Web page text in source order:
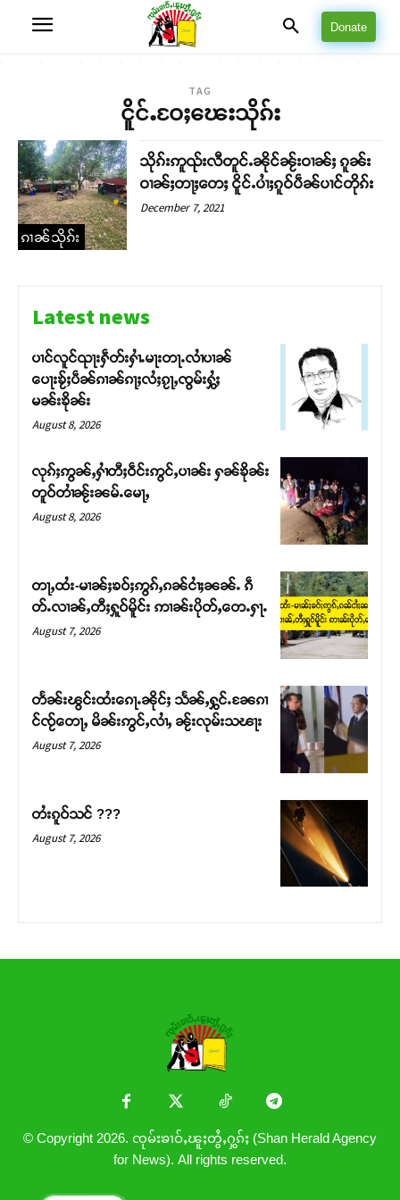
တႃႇႁႂ်ႈသဵင်ၵၢင်ၸႂ်ၵူၼ်းမိူင်း ၵူႈတီႈၵူႈလႅၼ်ပေႃးတေၸွ
တ်ႇ တူဝ်ႈလုမ်ႈၾႃႉၼၼ်ႉ ၶဝ်ႈႁူမ်ႈၵမ်ႉထႅမ် ၸုမ်းၶၢ
ဝ်ႇၽူႈတွႆႇႁွၵ်ႈ လႆႈယူႇၶႃႈဢေႃႈ။
Donate
TAG
ငိူင်ႉဝႄႈၽေးသိုၵ်း
ၵၢၼ်သိုၵ်း
သိုၵ်းဢူၺ်းလီတူင်ႉၼိုင်ၼႂ်းဝၢၼ်ႈ ၵူၼ်း
ဝၢၼ်ႈတႃႈတေႈ ငိူင်ႉပၢႆႈၵူဝ်ပဵၼ်ပၢင်တိုၵ်း
December 7, 2021
Latest news
ပၢင်လူင်ၺႃးႁဵတ်းႁၢႆႉမႃးတႃႉလၢႆပၢၼ် ​​
ပေႃးၶႂ်ႈပဵၼ်ၵၢၼ်ၵႃႈလႆႈၵႂႃႇၸွမ်းႁွႆႈ
မၼ်းၶိုၼ်း
August 8, 2026
လုၵ်ႈဢွၼ်ႇႁၢႆတီႈဝဵင်းဢွင်ႇပၢၼ်း ႁၼ်ၶိုၼ်း
တူဝ်တၢႆၼႂ်းၼမ်ႉမေႃႇ
August 8, 2026
တႃႇထႆး-မၢၼ်ႈၶဝ်ႈဢွၵ်ႇၵၼ်ငၢႆႈၼၼ်ႉ ၵဵ
တ်ႉလၢၼ်ႇတီႈႁူဝ်မိူင်း ဢၢၼ်းပိုတ်ႇတေႉႁႃႉ
August 7, 2026
တႅၼ်းၽွင်းထႆးၵေႃႉၼိုင်ႈ သႅၼ်ႇႁွင်ႉၼႄၵၢ
င်ၸႂ်တေႃႇ မိၼ်းဢွင်ႇလၢႆႇ ၼႂ်းလုမ်းသၽႃး
August 7, 2026
တႆးၵူဝ်သင် ???
August 7, 2026
© Copyright 2026. ၸုမ်းၶၢဝ်ႇၽူႈတွႆႇႁွၵ်ႈ (Shan Herald Agency
for News). All rights reserved.